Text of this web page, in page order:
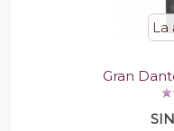
La
Gran